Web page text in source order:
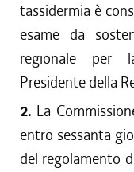
tassidermia è
esame da
regionale per
Presidente della
2. La
entro sessanta
del regolamento